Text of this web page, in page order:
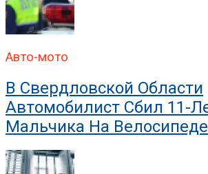
Авто-мото
В Свердловской Области
Автомобилист Сбил 11-
Мальчика На